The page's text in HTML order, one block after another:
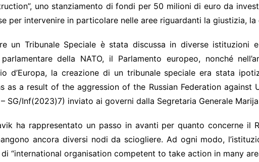
uno stanziamento di fondi per 50 milioni di euro da
per intervenire in particolare nelle aree riguardanti la giustizia,
un Tribunale Speciale è stata discussa in diverse istituzioni
parlamentare della NATO, il Parlamento europeo, nonché
d’Europa, la creazione di un tribunale speciale era stata
as a result of the aggression of the Russian Federation
SG/Inf(2023)7) inviato ai governi dalla Segretaria Generale
ha rappresentato un passo in avanti per quanto concerne il
ancora diversi nodi da sciogliere. Ad ogni modo,
“international organisation competent to take action in many